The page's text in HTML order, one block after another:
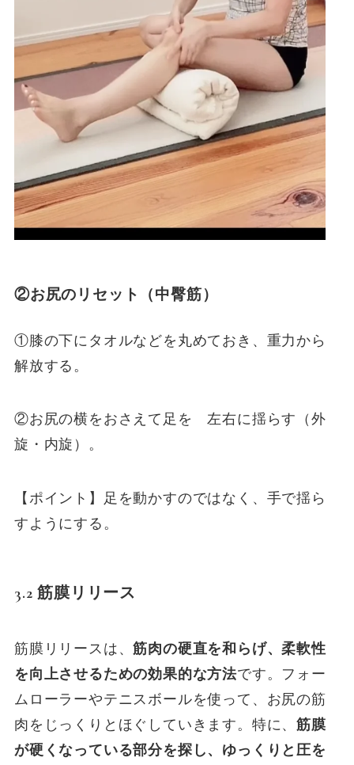
②お尻のリセット（中臀筋）
①膝の下にタオルなどを丸めておき、重力から
解放する。
②お尻の横をおさえて足を 左右に揺らす（外
旋・内旋）。
【ポイント】足を動かすのではなく、手で揺ら
すようにする。
3.2筋膜リリース
筋膜リリースは、筋肉の硬直を和らげ、柔軟性
を向上させるための効果的な方法です。フォー
ムローラーやテニスボールを使って、お尻の筋
肉をじっくりとほぐしていきます。特に、筋膜
が硬くなっている部分を探し、ゆっくりと圧を